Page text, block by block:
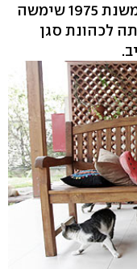
באוניברסיטה העברית בירושלים. משנת 1975 שימשה
מחוז מרכז וב-2001 מונתה לכהונת סגן